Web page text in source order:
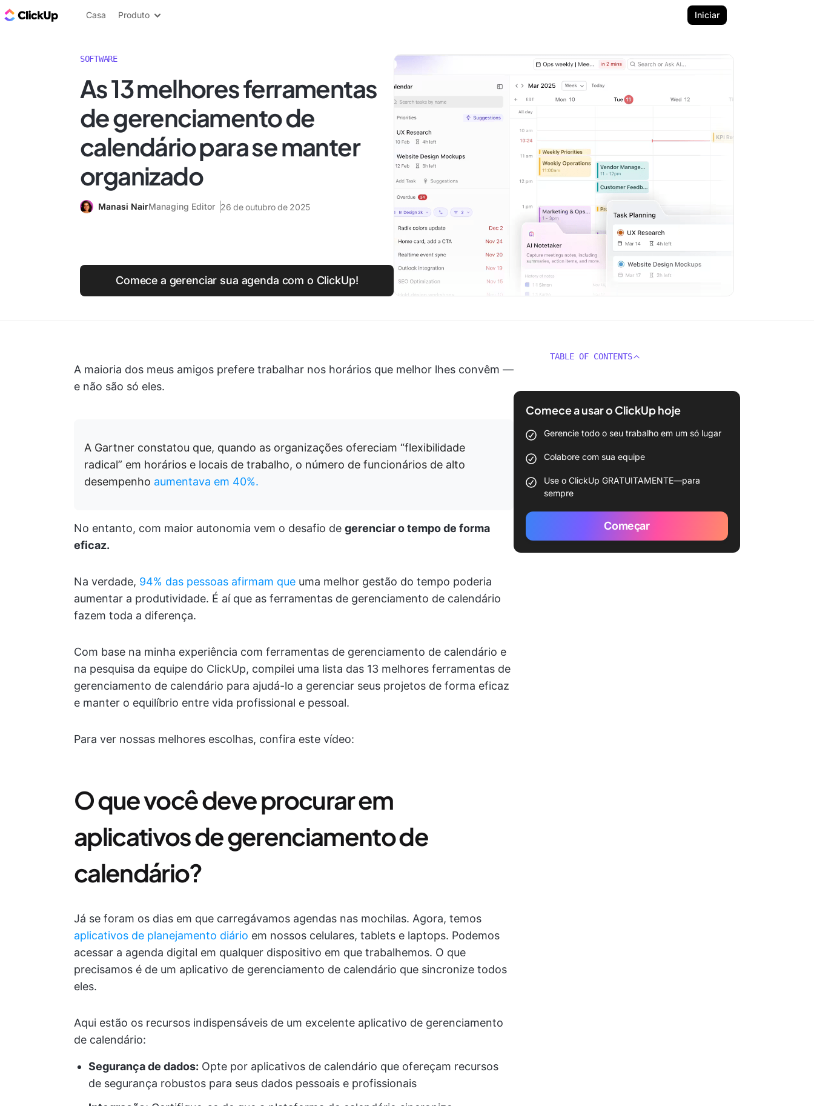
ClickUp Blogue
Casa Produto Iniciar
SOFTWARE
As 13 melhores ferramentas
de gerenciamento de
calendário para se manter
organizado
Manasi NairManaging Editor 26 de outubro de 2025
Comece a gerenciar sua agenda com o ClickUp!
A maioria dos meus amigos prefere trabalhar nos horários que melhor lhes convêm —
e não são só eles.
A Gartner constatou que, quando as organizações ofereciam “flexibilidade
radical” em horários e locais de trabalho, o número de funcionários de alto
desempenho aumentava em 40%.
No entanto, com maior autonomia vem o desafio de gerenciar o tempo de forma
eficaz.
Na verdade, 94% das pessoas afirmam que uma melhor gestão do tempo poderia
aumentar a produtividade. É aí que as ferramentas de gerenciamento de calendário
fazem toda a diferença.
Com base na minha experiência com ferramentas de gerenciamento de calendário e
na pesquisa da equipe do ClickUp, compilei uma lista das 13 melhores ferramentas de
gerenciamento de calendário para ajudá-lo a gerenciar seus projetos de forma eficaz
e manter o equilíbrio entre vida profissional e pessoal.
Para ver nossas melhores escolhas, confira este vídeo:
O que você deve procurar em
aplicativos de gerenciamento de
calendário?
Já se foram os dias em que carregávamos agendas nas mochilas. Agora, temos
aplicativos de planejamento diário em nossos celulares, tablets e laptops. Podemos
acessar a agenda digital em qualquer dispositivo em que trabalhemos. O que
precisamos é de um aplicativo de gerenciamento de calendário que sincronize todos
eles.
Aqui estão os recursos indispensáveis de um excelente aplicativo de gerenciamento
de calendário:
Segurança de dados: Opte por aplicativos de calendário que ofereçam recursos
de segurança robustos para seus dados pessoais e profissionais
TABLE OF CONTENTS
Comece a usar o ClickUp hoje
Gerencie todo o seu trabalho em um só lugar
Colabore com sua equipe
Use o ClickUp GRATUITAMENTE—para
sempre
Começar